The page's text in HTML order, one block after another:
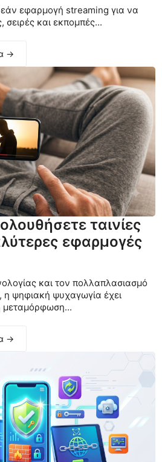
εφαρμογή streaming για να
σειρές και εκπομπές...
→
ταινίες
εφαρμογές
και τον πολλαπλασιασμό
ψηφιακή ψυχαγωγία έχει
μεταμόρφωση...
→